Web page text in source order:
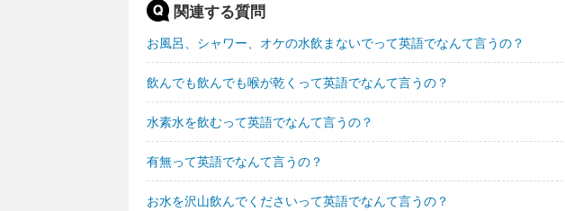
関連する質問
お風呂、シャワー、オケの水飲まないでって英語でなんて言うの？
飲んでも飲んでも喉が乾くって英語でなんて言うの？
水素水を飲むって英語でなんて言うの？
有無って英語でなんて言うの？
お水を沢山飲んでくださいって英語でなんて言うの？